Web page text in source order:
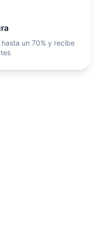
un 70% y recibe